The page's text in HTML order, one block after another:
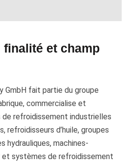
finalité et champ
GmbH fait partie du groupe
commercialise et
refroidissement industrielles
refroidisseurs d’huile, groupes
hydrauliques, machines-
systèmes de refroidissement